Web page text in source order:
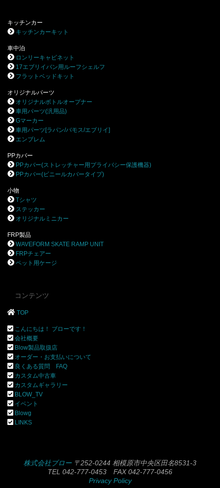
キッチンカー
キッチンカーキット
車中泊
ロンリーキャビネット
17エブリイバン用ルーフシェルフ
フラットベッドキット
オリジナルパーツ
オリジナルボトルオープナー
車用パーツ(汎用品)
Gマーカー
車用パーツ[ラパン/バモス/エブリイ]
エンブレム
PPカバー
PPカバー(ストレッチャー用プライバシー保護機器)
PPカバー(ビニールカバータイプ)
小物
Tシャツ
ステッカー
オリジナルミニカー
FRP製品
WAVEFORM SKATE RAMP UNIT
FRPチェアー
ペット用ケージ
コンテンツ
TOP
こんにちは！ ブローです！
会社概要
Blow製品取扱店
オーダー・お支払いについて
良くある質問 FAQ
カスタム中古車
カスタムギャラリー
BLOW_TV
イベント
Blowg
LINKS
株式会社ブロー 〒252-0244 相模原市中央区田名8531-3
TEL 042-777-0453 FAX 042-777-0456
Privacy Policy